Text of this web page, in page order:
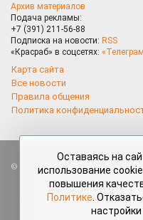
Архив материалов
Подача рекламы:
+7 (391) 211-56-88
Подписка на новости: RSS
«Красраб» в соцсетях:
Карта сайта
Все новости
Правила общения
Политика
Все права защищены. Любые
«Красраб.ру» сотрудниками
и читателями, являются
частичное использование
«Красраб.ру», допускается
Оставаясь на
использование
повышения
Политике .
настройки